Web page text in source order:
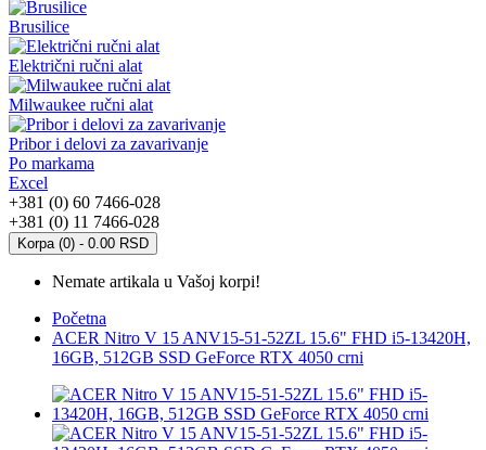
Brusilice
Električni ručni alat
Milwaukee ručni alat
Pribor i delovi za zavarivanje
Po markama
Excel
+381 (0) 60 7466-028
+381 (0) 11 7466-028
Korpa (0) - 0.00 RSD
Nemate artikala u Vašoj korpi!
Početna
ACER Nitro V 15 ANV15-51-52ZL 15.6" FHD i5-13420H,
16GB, 512GB SSD GeForce RTX 4050 crni